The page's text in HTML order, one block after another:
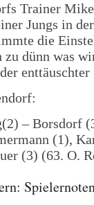
Trainer
Jungs in
die
zu dünn was
enttäuschter
– Borsdorf
(1),
(3) (63. O.